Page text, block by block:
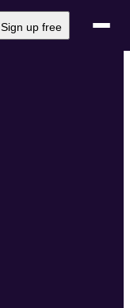
Sign up free